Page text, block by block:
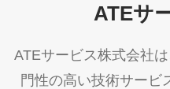
ATEサ
ATEサービス株式会社
門性の高い技術サービ